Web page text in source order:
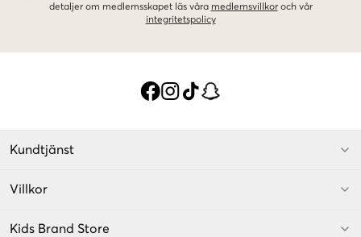
detaljer om medlemsskapet läs våra medlemsvillkor och vår
integritetspolicy
Kundtjänst
Villkor
Kids Brand Store